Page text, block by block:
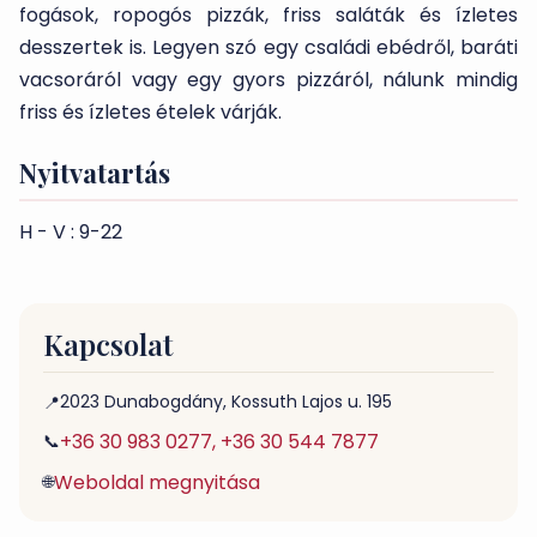
fogások, ropogós pizzák, friss saláták és ízletes
desszertek is. Legyen szó egy családi ebédről, baráti
vacsoráról vagy egy gyors pizzáról, nálunk mindig
friss és ízletes ételek várják.
Nyitvatartás
H - V : 9-22
Kapcsolat
📍2023 Dunabogdány, Kossuth Lajos u. 195
📞+36 30 983 0277, +36 30 544 7877
🌐Weboldal megnyitása